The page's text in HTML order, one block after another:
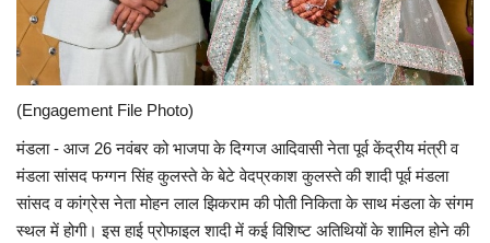
(Engagement File Photo)
मंडला - आज 26 नवंबर को भाजपा के दिग्गज आदिवासी नेता पूर्व केंद्रीय मंत्री व
मंडला सांसद फग्गन सिंह कुलस्ते के बेटे वेदप्रकाश कुलस्ते की शादी पूर्व मंडला
सांसद व कांग्रेस नेता मोहन लाल झिकराम की पोती निकिता के साथ मंडला के संगम
स्थल में होगी। इस हाई प्रोफाइल शादी में कई विशिष्ट अतिथियों के शामिल होने की